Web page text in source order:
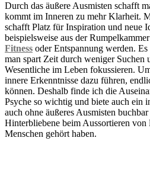
Durch das äußere Ausmisten schafft
kommt im Inneren zu mehr Klarheit.
schafft Platz für Inspiration und neue
beispielsweise aus der
Fitness oder Entspannung werden.
man spart Zeit durch weniger Suchen
Wesentliche im Leben fokussieren.
innere Erkenntnisse dazu führen,
können. Deshalb finde ich die
Psyche so wichtig und biete auch ein
auch ohne äußeres Ausmisten
Hinterbliebene beim Aussortieren von
Menschen gehört haben.